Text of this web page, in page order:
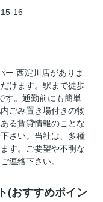
16
ー 西淀川店がありま
けます。駅まで徒歩
す。通勤前にも簡単
ごみ置き場付きの物
る賃貸情報のことな
さい。当社は、多種
す。ご要望や不明な
連絡下さい。
(おすすめポイン